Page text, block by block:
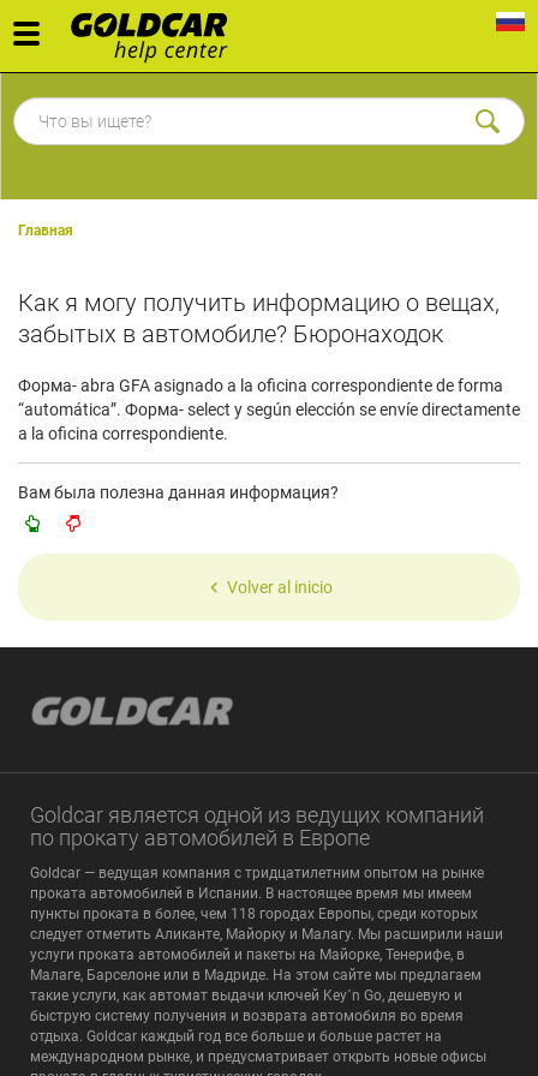
Toggle
navigation
Главная
Как я могу получить информацию о вещах,
забытых в автомобиле? Бюронаходок
Форма- abra GFA asignado a la oficina correspondiente de forma
“automática”. Форма- select y según elección se envíe directamente
a la oficina correspondiente.
Вам была полезна данная информация?
Volver al inicio
Goldcar является одной из ведущих компаний
по прокату автомобилей в Европе
Goldcar — ведущая компания с тридцатилетним опытом на рынке
проката автомобилей в Испании. В настоящее время мы имеем
пункты проката в более, чем 118 городах Европы, среди которых
следует отметить Аликанте, Майорку и Малагу. Мы расширили наши
услуги проката автомобилей и пакеты на Майорке, Тенерифе, в
Малаге, Барселоне или в Мадриде. На этом сайте мы предлагаем
такие услуги, как автомат выдачи ключей Key´n Go, дешевую и
быструю систему получения и возврата автомобиля во время
отдыха. Goldcar каждый год все больше и больше растет на
международном рынке, и предусматривает открыть новые офисы